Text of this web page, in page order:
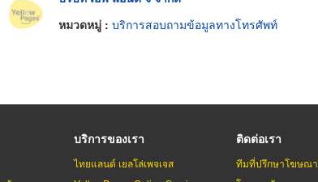
หมวดหมู่ : บริการสอบถามข้อมูลทางโทรศัพท์
บริการของเรา
ไทยแลนด์ เยลโล่เพจเจส
ติดต่อเรา
ทีมที่ปรึกษาโฆษณา